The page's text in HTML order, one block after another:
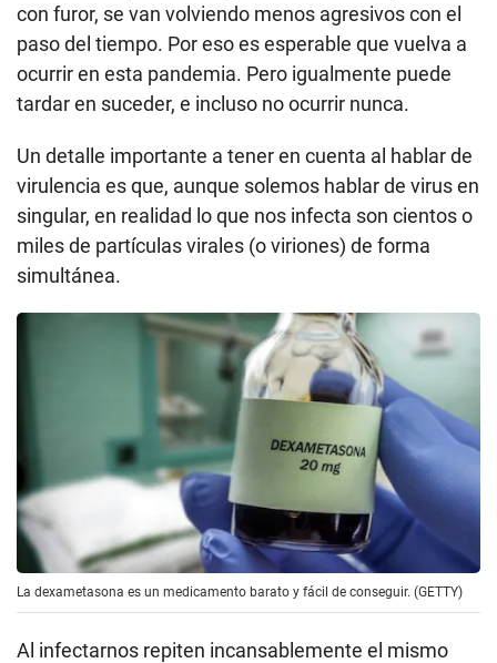
con furor, se van volviendo menos agresivos con el
paso del tiempo. Por eso es esperable que vuelva a
ocurrir en esta pandemia. Pero igualmente puede
tardar en suceder, e incluso no ocurrir nunca.
Un detalle importante a tener en cuenta al hablar de
virulencia es que, aunque solemos hablar de virus en
singular, en realidad lo que nos infecta son cientos o
miles de partículas virales (o viriones) de forma
simultánea.
La dexametasona es un medicamento barato y fácil de conseguir. (GETTY)
Al infectarnos repiten incansablemente el mismo